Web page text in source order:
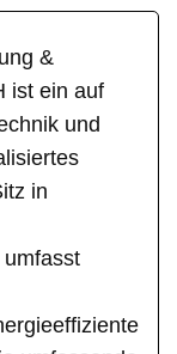
&
ist ein auf
und
in